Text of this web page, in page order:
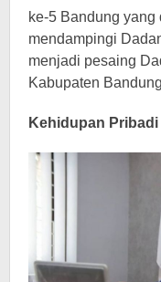
ke-5 Bandung
mendampingi
menjadi pesaing
Kabupaten
Kehidupan